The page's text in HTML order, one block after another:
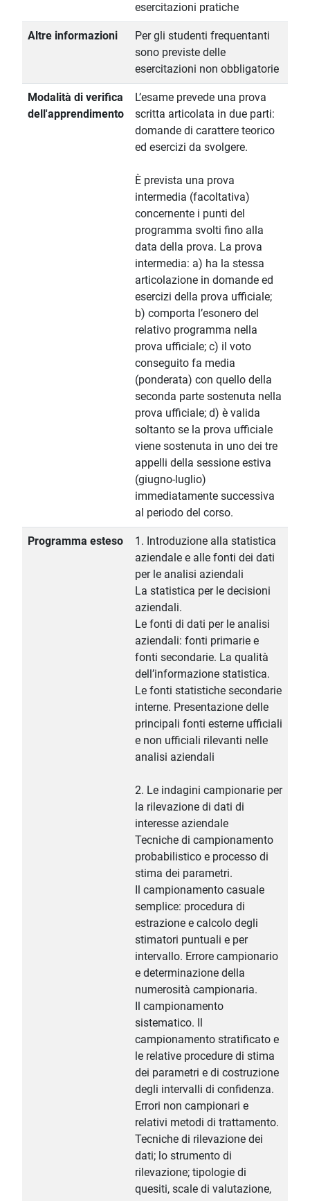
esercitazioni pratiche
Altre informazioni
Per gli studenti frequentanti
sono previste delle
esercitazioni non obbligatorie
Modalità di verifica
dell'apprendimento
L’esame prevede una prova
scritta articolata in due parti:
domande di carattere teorico
ed esercizi da svolgere.
È prevista una prova
intermedia (facoltativa)
concernente i punti del
programma svolti fino alla
data della prova. La prova
intermedia: a) ha la stessa
articolazione in domande ed
esercizi della prova ufficiale;
b) comporta l’esonero del
relativo programma nella
prova ufficiale; c) il voto
conseguito fa media
(ponderata) con quello della
seconda parte sostenuta nella
prova ufficiale; d) è valida
soltanto se la prova ufficiale
viene sostenuta in uno dei tre
appelli della sessione estiva
(giugno-luglio)
immediatamente successiva
al periodo del corso.
Programma esteso
1. Introduzione alla statistica
aziendale e alle fonti dei dati
per le analisi aziendali
La statistica per le decisioni
aziendali.
Le fonti di dati per le analisi
aziendali: fonti primarie e
fonti secondarie. La qualità
dell’informazione statistica.
Le fonti statistiche secondarie
interne. Presentazione delle
principali fonti esterne ufficiali
e non ufficiali rilevanti nelle
analisi aziendali
2. Le indagini campionarie per
la rilevazione di dati di
interesse aziendale
Tecniche di campionamento
probabilistico e processo di
stima dei parametri.
Il campionamento casuale
semplice: procedura di
estrazione e calcolo degli
stimatori puntuali e per
intervallo. Errore campionario
e determinazione della
numerosità campionaria.
Il campionamento
sistematico. Il
campionamento stratificato e
le relative procedure di stima
dei parametri e di costruzione
degli intervalli di confidenza.
Errori non campionari e
relativi metodi di trattamento.
Tecniche di rilevazione dei
dati; lo strumento di
rilevazione; tipologie di
quesiti, scale di valutazione,